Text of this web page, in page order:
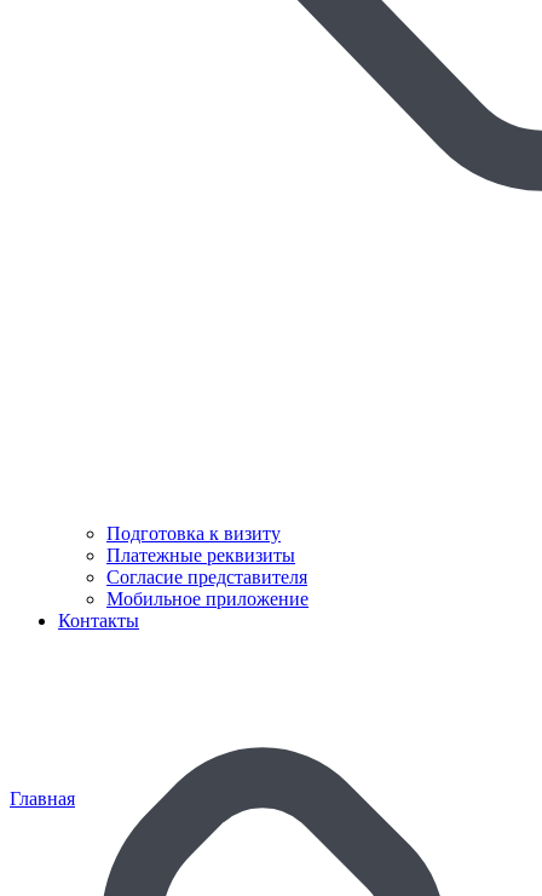
Подготовка к визиту
Платежные реквизиты
Согласие представителя
Мобильное приложение
Контакты
Главная